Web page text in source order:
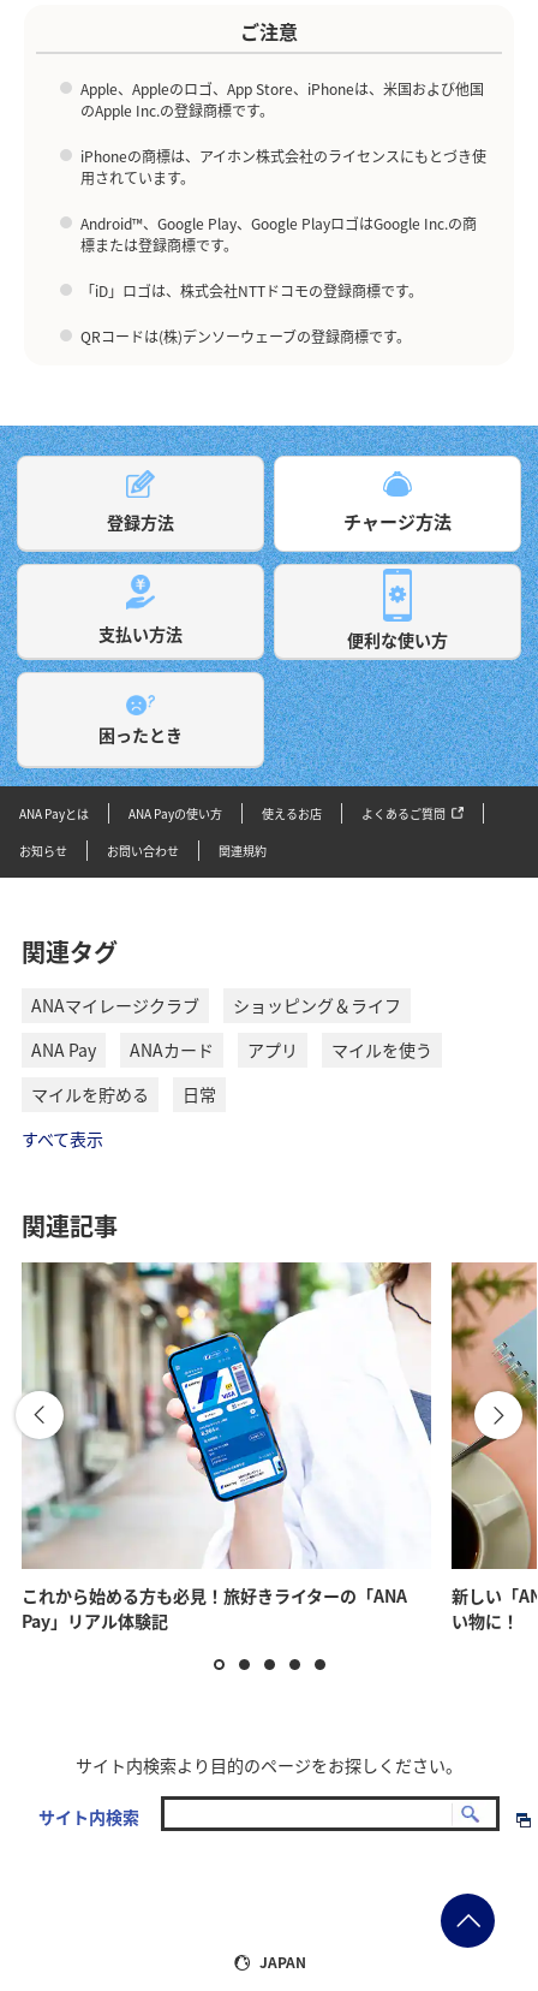
ご利用日から1～2ヵ月以内にマイルが積算されます。
家族カードでチャージされた場合、本会員にマイルが貯まります。
ANAカードの中でも、以下のカードはマイル積算の対象外になりま
・ANA法人用カード（一般カード、ワイドカード）*ダイナースクラ
ブカードはマイルの積算対象です。
・提携カード
1,000円ごとのチャージ金額に応じてマイルを積算いたします。999
カード登録の流れ
ホーム画面右下の「チャー
ジ」ボタンをタップしま
す。
「ANAカード」をタップし
ます。
スクロールできます
クレジットカードチャージの流れ
ホーム画面右下の「チャー
ジ」ボタンをタップしま
「ANAカード」をタップし
ます。
*1 ANAカード以外のクレジ
ットカードをご利用の方は
「クレジットカード」をタ
スクロールできます
・複数のANAマイレージクラブお客様番号（10桁）を保持していて、
i
d
e
o
銀行口座（Bank Pay）のチャージ方法
P
l
a
y
i
e
o
i
d
e
o
・開始時にカメラデバイスへのアクセス許可が必要です。
・認識できない状態が一定時間経過したり、撮影画像が不鮮明だったり
した場合にはエラーとなり再撮影になり、以降は手動シャッターに切り
ホーム画面下部にある「ア
カウント」ボタンをタップ
ご本人確認の申請状況をご
確認ください。
本人確認手続きのコツ
暗い場所での撮影
撮影は明るい場所で行うようにしてく
ださい。繰り返しエラーになる場合、
周囲の明るさや光源の方向を変えてみ
ましょう。
文字と顔写真が写るよう光が反射しな
いようにしてください。
ご注意
Apple、Appleのロゴ、App Store、iPhoneは、米国および他国
のApple Inc.の登録商標です。
iPhoneの商標は、アイホン株式会社のライセンスにもとづき使
用されています。
Android™、Google Play、Google PlayロゴはGoogle Inc.の商
標または登録商標です。
「iD」ロゴは、株式会社NTTドコモの登録商標です。
QRコードは(株)デンソーウェーブの登録商標です。
登録方法 チャージ方法
支払い方法 便利な使い方
困ったとき
ANA Payとは ANA Payの使い方 使えるお店 よくあるご質問
お知らせ お問い合わせ 関連規約
関連タグ
ANAマイレージクラブ
ショッピング＆ライフ
ANA Pay
ANAカード アプリ
マイルを使う
マイルを貯める
日常
すべて表示
関連記事
これから始める方も必見！旅好きライターの「ANA
Pay」リアル体験記
新しい「
い物に！
サイト内検索より目的のページをお探しください。
サイト内検索
JAPAN